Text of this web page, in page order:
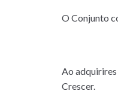
O Conjunto
Ao
Crescer.